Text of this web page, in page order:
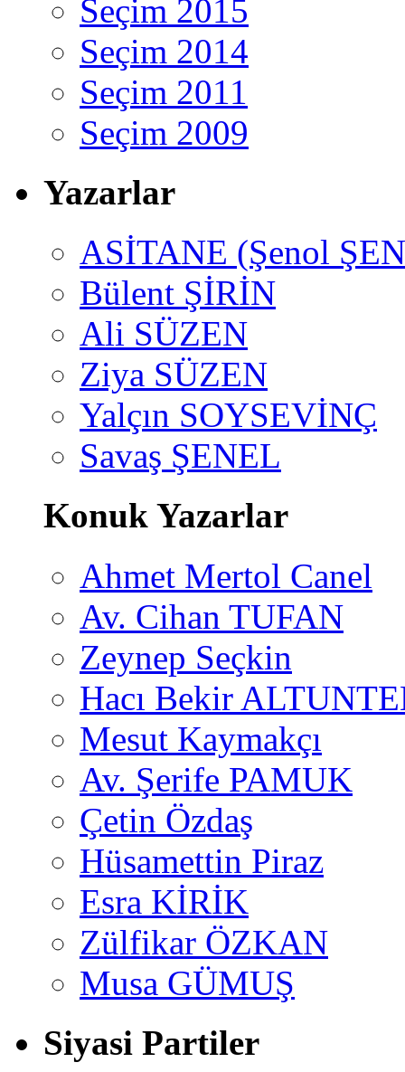
Seçim 2015
Seçim 2014
Seçim 2011
Seçim 2009
Yazarlar
ASİTANE (Şenol
Bülent ŞİRİN
Ali SÜZEN
Ziya SÜZEN
Yalçın SOYSEVİNÇ
Savaş ŞENEL
Konuk Yazarlar
Ahmet Mertol Canel
Av. Cihan TUFAN
Zeynep Seçkin
Hacı Bekir
Mesut Kaymakçı
Av. Şerife PAMUK
Çetin Özdaş
Hüsamettin Piraz
Esra KİRİK
Zülfikar ÖZKAN
Musa GÜMUŞ
Siyasi Partiler